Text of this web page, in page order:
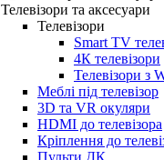
Телевізори та аксесуари
Телевізори
Smart TV
4К телевізори
Телевізори з
Меблі під телевізор
3D та VR окуляри
HDMI до телевізора
Кріплення до
Пульти ДК